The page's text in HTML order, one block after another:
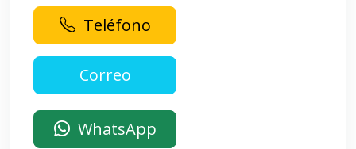
Teléfono
WhatsApp